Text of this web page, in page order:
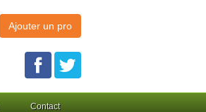
Ajouter un pro
Contact